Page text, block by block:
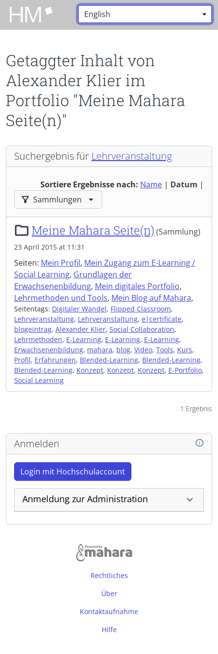
Zum Hauptinhalt zurückspringen
Sprache:
Getaggter Inhalt von
Alexander Klier im
Portfolio "Meine Mahara
Seite(n)"
Suchergebnis für Lehrveranstaltung
Sortiere Ergebnisse nach: Name | Datum |
Ergebnisse filtern nach:
Sammlungen
Meine Mahara Seite(n) (Sammlung)
23 April 2015 at 11:31
Seiten: Mein Profil, Mein Zugang zum E-Learning /
Social Learning, Grundlagen der
Erwachsenenbildung, Mein digitales Portfolio,
Lehrmethoden und Tools, Mein Blog auf Mahara,
Seitentags: Digitaler Wandel, Flipped Classroom,
Lehrveranstaltung, Lehrveranstaltung, e|certificate,
blogeintrag, Alexander Klier, Social Collaboration,
Lehrmethoden, E-Learning, E-Learning, E-Learning,
Erwachsenenbildung, mahara, blog, Video, Tools, Kurs,
Profil, Erfahrungen, Blended-Learning, Blended-Learning,
Blended-Learning, Konzept, Konzept, Konzept, E-Portfolio,
Social Learning
1 Ergebnis
Anmelden
Login mit Hochschulaccount
Anmeldung zur Administration
Rechtliches
Über
Kontaktaufnahme
Hilfe